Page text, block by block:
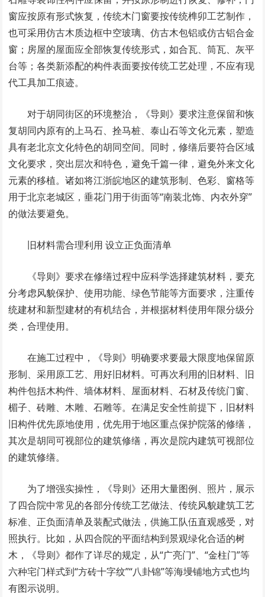
窗应按原有形式恢复，传统木门窗要按传统榫卯工艺制作，
也可采用仿古木质边框中空玻璃、仿古木包铝或仿古铝合金
窗；房屋的屋面应全部恢复传统形式，如合瓦、筒瓦、灰平
台等；各类新添配的构件表面要按传统工艺处理，不应有现
代工具加工痕迹。
对于胡同街区的环境整治，《导则》要求注意保留和恢
复胡同内原有的上马石、拴马桩、泰山石等文化元素，塑造
具有老北京文化特色的胡同空间。同时，修缮后要符合区域
文化要求，突出层次和特色，避免千篇一律，避免外来文化
元素的移植。诸如将江浙皖地区的建筑形制、色彩、窗格等
用于北京老城区，垂花门用于街面等“南装北饰、内衣外穿”
的做法要避免。
旧材料需合理利用 设立正负面清单
《导则》要求在修缮过程中应科学选择建筑材料，要充
分考虑风貌保护、使用功能、绿色节能等方面要求，注重传
统建材和新型建材的有机结合，并根据材料使用年限分级分
类，合理使用。
在施工过程中，《导则》明确要求要最大限度地保留原
形制、采用原工艺、用好旧材料。可再次利用的旧材料、旧
构件包括木构件、墙体材料、屋面材料、石材及传统门窗、
楣子、砖雕、木雕、石雕等。在满足安全性前提下，旧材料
旧构件优先原地使用，优先用于地区重点保护院落的修缮，
其次是胡同可视部位的建筑修缮，再次是院内建筑可视部位
的建筑修缮。
为了增强实操性，《导则》还用大量图例、照片，展示
了四合院中常见的各部分传统工艺做法、传统风貌建筑工艺
标准、正负面清单及装配式做法，供施工队伍直观感受，对
照执行。比如，从四合院的平面结构到景观绿化合适的树
木，《导则》都作了详尽的规定，从“广亮门”、“金柱门”等
六种宅门样式到“方砖十字纹”“八卦锦”等海墁铺地方式也均
有图示说明。